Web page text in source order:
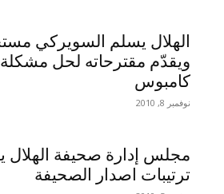
الهلال يسلم السويركي
ويقدّم مقترحاته لحل مشكلة
كامبوس
نوفمبر 8, 2010
مجلس إدارة صحيفة الهلال
ترتيبات اصدار الصحيفة